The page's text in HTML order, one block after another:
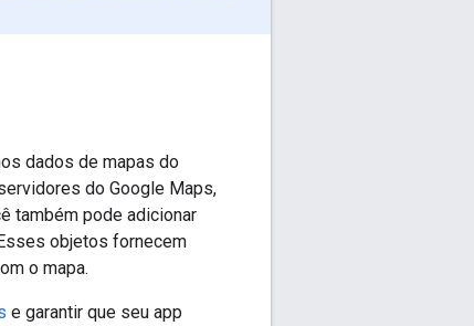
dados de mapas do
do Google Maps,
também pode adicionar
objetos fornecem
o mapa.
e garantir que seu app